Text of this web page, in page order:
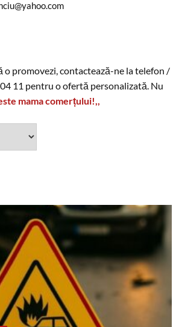
o promovezi, contactează-ne la telefon /
11 pentru o ofertă personalizată. Nu
mama comerțului!,,